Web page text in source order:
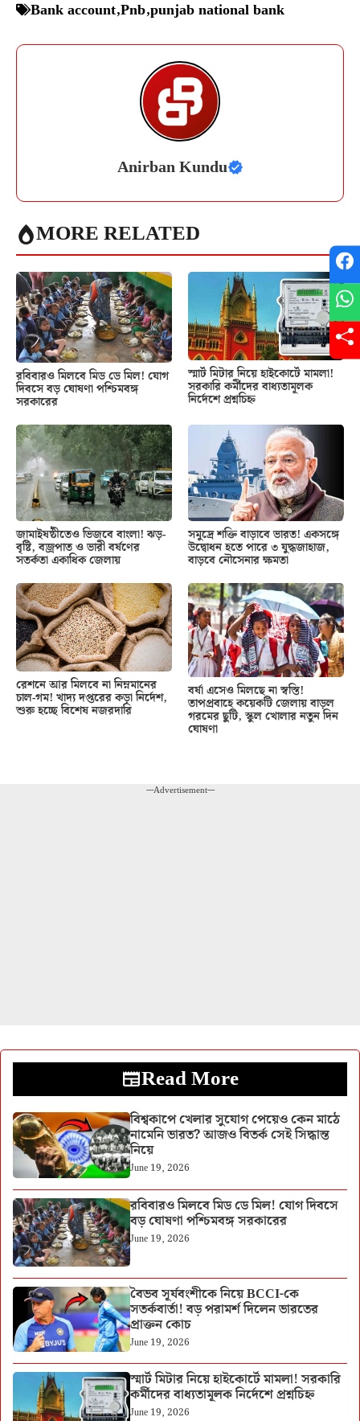
Bank account,Pnb,punjab national bank
Anirban Kundu
MORE RELATED
রবিবারও মিলবে মিড ডে মিল! যোগ
দিবসে বড় ঘোষণা পশ্চিমবঙ্গ
সরকারের
স্মার্ট মিটার নিয়ে হাইকোর্টে মামলা!
সরকারি কর্মীদের বাধ্যতামূলক
নির্দেশে প্রশ্নচিহ্ন
জামাইষষ্ঠীতেও ভিজবে বাংলা! ঝড়-
বৃষ্টি, বজ্রপাত ও ভারী বর্ষণের
সতর্কতা একাধিক জেলায়
সমুদ্রে শক্তি বাড়াবে ভারত! একসঙ্গে
উদ্বোধন হতে পারে ৩ যুদ্ধজাহাজ,
বাড়বে নৌসেনার ক্ষমতা
রেশনে আর মিলবে না নিম্নমানের
চাল-গম! খাদ্য দপ্তরের কড়া নির্দেশ,
শুরু হচ্ছে বিশেষ নজরদারি
বর্ষা এসেও মিলছে না স্বস্তি!
তাপপ্রবাহে কয়েকটি জেলায় বাড়ল
গরমের ছুটি, স্কুল খোলার নতুন দিন
ঘোষণা
---Advertisement---
Read More
বিশ্বকাপে খেলার সুযোগ পেয়েও কেন মাঠে
নামেনি ভারত? আজও বিতর্ক সেই সিদ্ধান্ত
নিয়ে
June 19, 2026
রবিবারও মিলবে মিড ডে মিল! যোগ দিবসে
বড় ঘোষণা পশ্চিমবঙ্গ সরকারের
June 19, 2026
বৈভব সূর্যবংশীকে নিয়ে BCCI-কে
সতর্কবার্তা! বড় পরামর্শ দিলেন ভারতের
প্রাক্তন কোচ
June 19, 2026
স্মার্ট মিটার নিয়ে হাইকোর্টে মামলা! সরকারি
কর্মীদের বাধ্যতামূলক নির্দেশে প্রশ্নচিহ্ন
June 19, 2026